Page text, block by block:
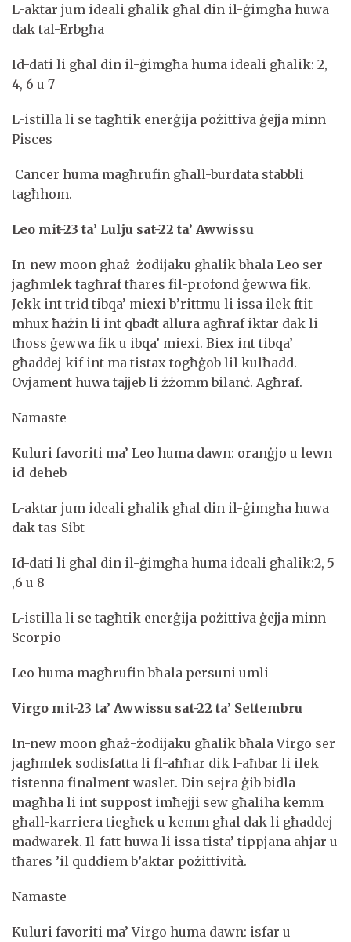
L-aktar jum ideali għalik għal din il-ġimgħa huwa
dak tal-Erbgħa
Id-dati li għal din il-ġimgħa huma ideali għalik: 2,
4, 6 u 7
L-istilla li se tagħtik enerġija pożittiva ġejja minn
Pisces
Cancer huma magħrufin għall-burdata stabbli
tagħhom.
Leo mit-23 ta’ Lulju sat-22 ta’ Awwissu
In-new moon għaż-żodijaku għalik bħala Leo ser
jagħmlek tagħraf tħares fil-profond ġewwa fik.
Jekk int trid tibqa’ miexi b’rittmu li issa ilek ftit
mhux ħażin li int qbadt allura agħraf iktar dak li
tħoss ġewwa fik u ibqa’ miexi. Biex int tibqa’
għaddej kif int ma tistax togħġob lil kulħadd.
Ovjament huwa tajjeb li żżomm bilanċ. Agħraf.
Namaste
Kuluri favoriti ma’ Leo huma dawn: oranġjo u lewn
id-deheb
L-aktar jum ideali għalik għal din il-ġimgħa huwa
dak tas-Sibt
Id-dati li għal din il-ġimgħa huma ideali għalik:2, 5
,6 u 8
L-istilla li se tagħtik enerġija pożittiva ġejja minn
Scorpio
Leo huma magħrufin bħala persuni umli
Virgo mit-23 ta’ Awwissu sat-22 ta’ Settembru
In-new moon għaż-żodijaku għalik bħala Virgo ser
jagħmlek sodisfatta li fl-aħħar dik l-aħbar li ilek
tistenna finalment waslet. Din sejra ġib bidla
magħha li int suppost imħejji sew għaliha kemm
għall-karriera tiegħek u kemm għal dak li għaddej
madwarek. Il-fatt huwa li issa tista’ tippjana aħjar u
tħares ’il quddiem b’aktar pożittività.
Namaste
Kuluri favoriti ma’ Virgo huma dawn: isfar u